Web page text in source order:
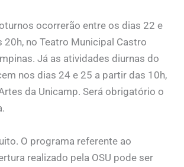
ocorrerão entre os dias 22 e
20h, no Teatro Municipal Castro
Já as atividades diurnas do
nos dias 24 e 25 a partir das 10h,
da Unicamp. Será obrigatório o
O programa referente ao
realizado pela OSU pode ser